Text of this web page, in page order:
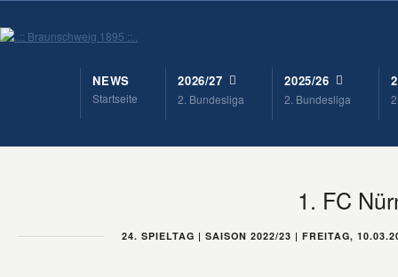
NEWS
Startseite
2026/27
2. Bundesliga
2025/26
2. Bundesliga
1. FC
24. SPIELTAG | SAISON 2022/23 | FREITAG,